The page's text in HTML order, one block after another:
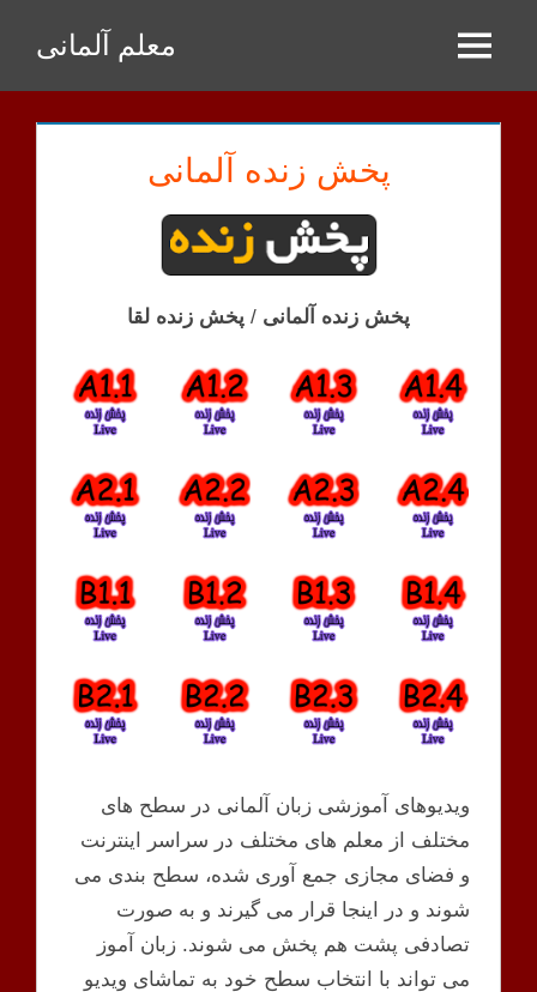
Inhalt
springen
معلم آلمانی Menu
پخش زنده آلمانی
پخش زنده آلمانی / پخش زنده لقا
ویدیوهای آموزشی زبان آلمانی در سطح های
مختلف از معلم های مختلف در سراسر اینترنت
و فضای مجازی جمع آوری شده، سطح بندی می
شوند و در اینجا قرار می گیرند و به صورت
تصادفی پشت هم پخش می شوند. زبان آموز
می تواند با انتخاب سطح خود به تماشای ویدیو